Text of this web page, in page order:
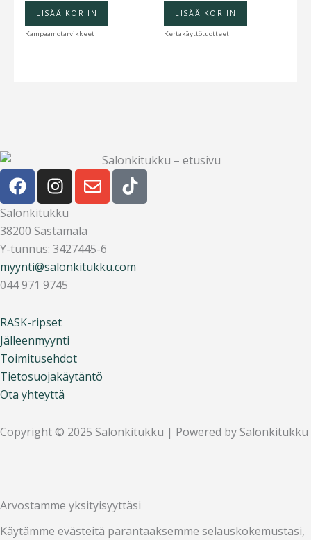
LISÄÄ KORIIN
Kampaamotarvikkeet
LISÄÄ KORIIN
Kertakäyttötuotteet
F
a
c
e
b
o
o
I
n
s
t
a
g
r
m
E
n
v
l
o
T
i
k
k
Salonkitukku
38200 Sastamala
Y-tunnus: 3427445-6
myynti@salonkitukku.com
044 971 9745
RASK-ripset
Jälleenmyynti
Toimitusehdot
Tietosuojakäytäntö
Ota yhteyttä
Copyright © 2025 Salonkitukku | Powered by Salonkitukku
Arvostamme yksityisyyttäsi
Käytämme evästeitä parantaaksemme selauskokemustasi,